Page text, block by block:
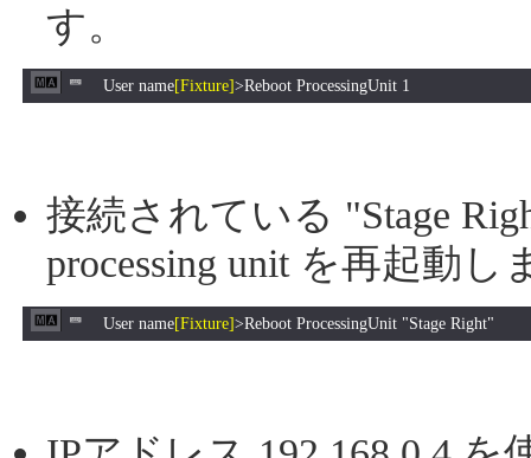
す。
User name[Fixture]>Reboot ProcessingUnit 1
接続されている "Stage
processing unit を再起動し
User name[Fixture]>Reboot ProcessingUnit "Stage Right"